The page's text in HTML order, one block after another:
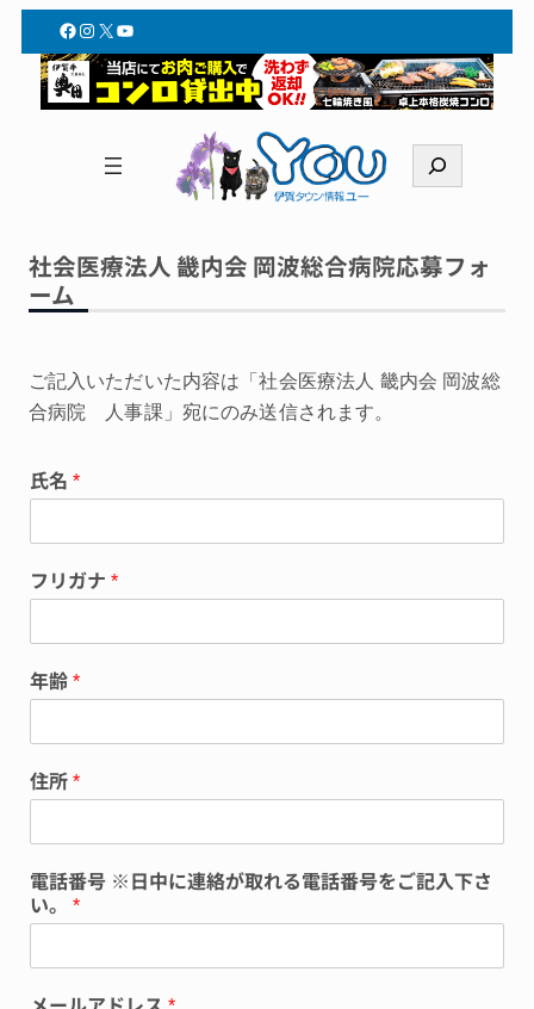
Facebook
Instagram
X YouTube
索
社会医療法人 畿内会 岡波総合病院応募フォ
ーム
ご記入いただいた内容は「社会医療法人 畿内会 岡波総
合病院 人事課」宛にのみ送信されます。
氏名 *
フリガナ *
年齢 *
住所 *
電話番号 ※日中に連絡が取れる電話番号をご記入下さ
い。
*